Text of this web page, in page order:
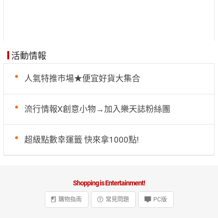
活動情報
人氣特推市場★便宜好貨大集合
流行情報X創意小物→加入樂天誌粉絲團
超級點數幸運籤 快來拿1000點!
Shopping is Entertainment!
購物指南 常見問題 PC版